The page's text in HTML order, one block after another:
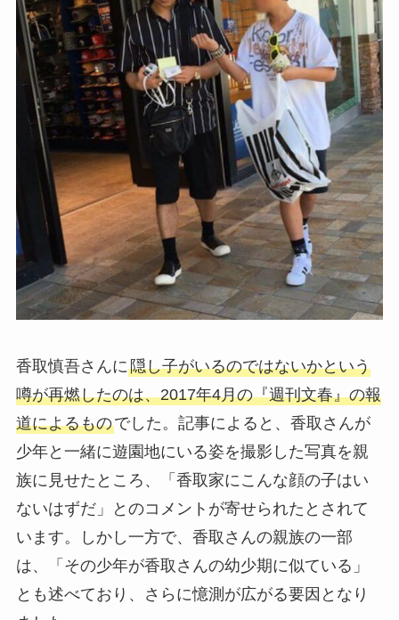
香取慎吾さんに隠し子がいるのではないかという
噂が再燃したのは、2017年4月の『週刊文春』の報
道によるものでした。記事によると、香取さんが
少年と一緒に遊園地にいる姿を撮影した写真を親
族に見せたところ、「香取家にこんな顔の子はい
ないはずだ」とのコメントが寄せられたとされて
います。しかし一方で、香取さんの親族の一部
は、「その少年が香取さんの幼少期に似ている」
とも述べており、さらに憶測が広がる要因となり